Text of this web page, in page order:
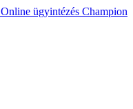
Online ügyintézés Champion